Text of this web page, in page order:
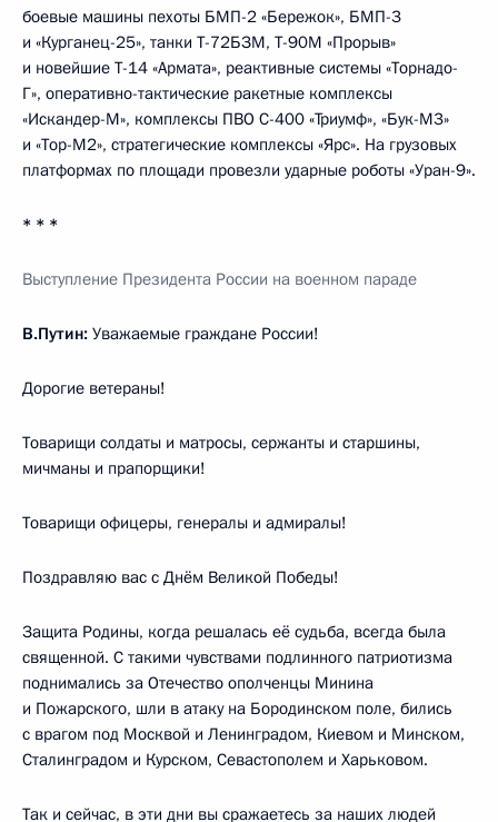
боевые машины пехоты БМП-2 «Бережок», БМП-3
и «Курганец-25», танки Т-72БЗМ, Т-90М «Прорыв»
и новейшие Т-14 «Армата», реактивные системы «Торнадо-
Г», оперативно-тактические ракетные комплексы
«Искандер-М», комплексы ПВО С-400 «Триумф», «Бук-М3»
и «Тор-М2», стратегические комплексы «Ярс». На грузовых
платформах по площади провезли ударные роботы «Уран-9».
* * *
Выступление Президента России на военном параде
В.Путин: Уважаемые граждане России!
Дорогие ветераны!
Товарищи солдаты и матросы, сержанты и старшины,
мичманы и прапорщики!
Товарищи офицеры, генералы и адмиралы!
Поздравляю вас с Днём Великой Победы!
Защита Родины, когда решалась её судьба, всегда была
священной. С такими чувствами подлинного патриотизма
поднимались за Отечество ополченцы Минина
и Пожарского, шли в атаку на Бородинском поле, бились
с врагом под Москвой и Ленинградом, Киевом и Минском,
Сталинградом и Курском, Севастополем и Харьковом.
Так и сейчас, в эти дни вы сражаетесь за наших людей